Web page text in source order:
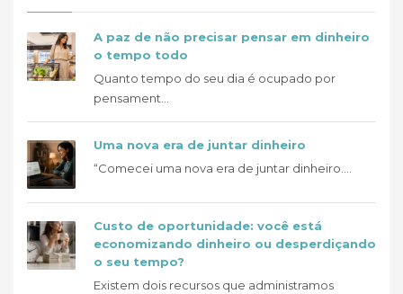
A paz de não precisar pensar em dinheiro
o tempo todo
Quanto tempo do seu dia é ocupado por
pensament...
Uma nova era de juntar dinheiro
“Comecei uma nova era de juntar dinheiro....
Custo de oportunidade: você está
economizando dinheiro ou desperdiçando
o seu tempo?
Existem dois recursos que administramos